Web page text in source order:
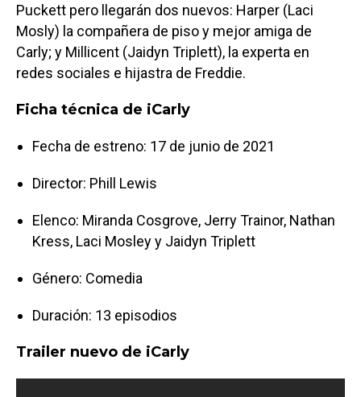
Puckett pero llegarán dos nuevos: Harper (Laci
Mosly) la compañera de piso y mejor amiga de
Carly; y Millicent (Jaidyn Triplett), la experta en
redes sociales e hijastra de Freddie.
Ficha técnica de iCarly
Fecha de estreno: 17 de junio de 2021
Director: Phill Lewis
Elenco: Miranda Cosgrove, Jerry Trainor, Nathan
Kress, Laci Mosley y Jaidyn Triplett
Género: Comedia
Duración: 13 episodios
Trailer nuevo de iCarly